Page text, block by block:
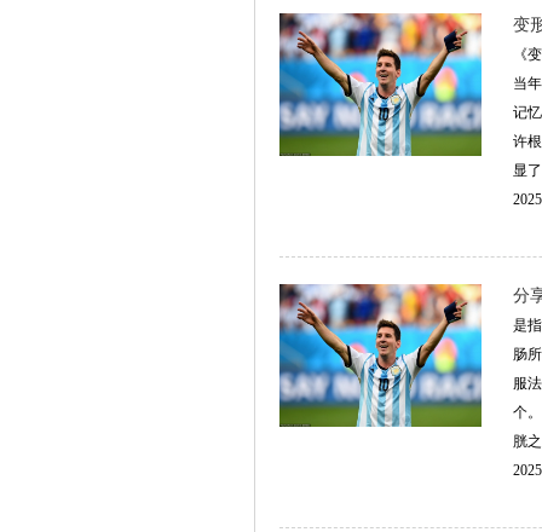
变
《
当
记
许
显
分
是
肠
服
个
胱